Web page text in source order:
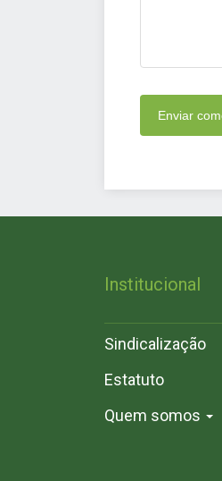
Institucional
Sindicalização
Estatuto
Quem somos